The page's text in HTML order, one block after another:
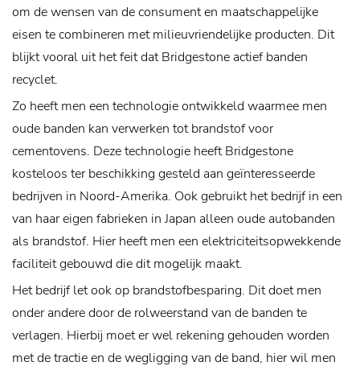
om de wensen van de consument en maatschappelijke
eisen te combineren met milieuvriendelijke producten. Dit
blijkt vooral uit het feit dat Bridgestone actief banden
recyclet.
Zo heeft men een technologie ontwikkeld waarmee men
oude banden kan verwerken tot brandstof voor
cementovens. Deze technologie heeft Bridgestone
kosteloos ter beschikking gesteld aan geïnteresseerde
bedrijven in Noord-Amerika. Ook gebruikt het bedrijf in een
van haar eigen fabrieken in Japan alleen oude autobanden
als brandstof. Hier heeft men een elektriciteitsopwekkende
faciliteit gebouwd die dit mogelijk maakt.
Het bedrijf let ook op brandstofbesparing. Dit doet men
onder andere door de rolweerstand van de banden te
verlagen. Hierbij moet er wel rekening gehouden worden
met de tractie en de wegligging van de band, hier wil men